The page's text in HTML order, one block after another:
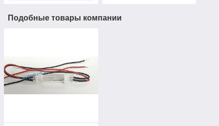
Подобные товары компании